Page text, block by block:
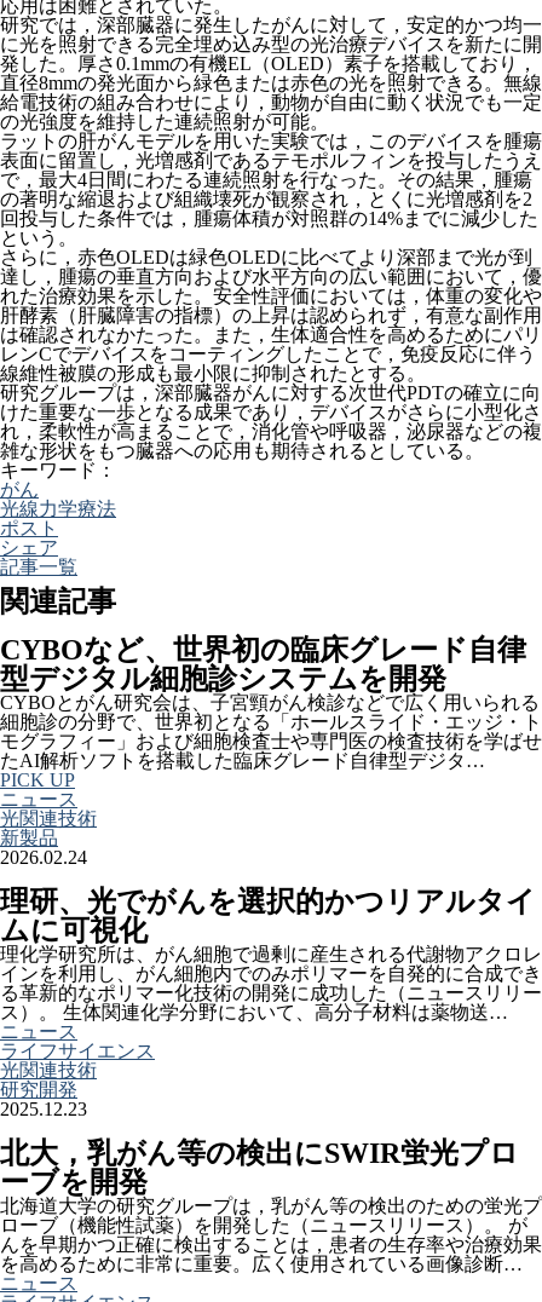
応用は困難とされていた。
研究では，深部臓器に発生したがんに対して，安定的かつ均一
に光を照射できる完全埋め込み型の光治療デバイスを新たに開
発した。厚さ0.1mmの有機EL（OLED）素子を搭載しており，
直径8mmの発光面から緑色または赤色の光を照射できる。無線
給電技術の組み合わせにより，動物が自由に動く状況でも一定
の光強度を維持した連続照射が可能。
ラットの肝がんモデルを用いた実験では，このデバイスを腫瘍
表面に留置し，光増感剤であるテモポルフィンを投与したうえ
で，最大4日間にわたる連続照射を行なった。その結果，腫瘍
の著明な縮退および組織壊死が観察され，とくに光増感剤を2
回投与した条件では，腫瘍体積が対照群の14%までに減少した
という。
さらに，赤色OLEDは緑色OLEDに比べてより深部まで光が到
達し，腫瘍の垂直方向および水平方向の広い範囲において，優
れた治療効果を示した。安全性評価においては，体重の変化や
肝酵素（肝臓障害の指標）の上昇は認められず，有意な副作用
は確認されなかたった。また，生体適合性を高めるためにパリ
レンCでデバイスをコーティングしたことで，免疫反応に伴う
線維性被膜の形成も最小限に抑制されたとする。
研究グループは，深部臓器がんに対する次世代PDTの確立に向
けた重要な一歩となる成果であり，デバイスがさらに小型化さ
れ，柔軟性が高まることで，消化管や呼吸器，泌尿器などの複
雑な形状をもつ臓器への応用も期待されるとしている。
キーワード：
がん
光線力学療法
ポスト
シェア
記事一覧
関連記事
CYBOなど、世界初の臨床グレード自律
型デジタル細胞診システムを開発
CYBOとがん研究会は、子宮頸がん検診などで広く用いられる
細胞診の分野で、世界初となる「ホールスライド・エッジ・ト
モグラフィー」および細胞検査士や専門医の検査技術を学ばせ
たAI解析ソフトを搭載した臨床グレード自律型デジタ…
PICK UP
ニュース
光関連技術
新製品
2026.02.24
理研、光でがんを選択的かつリアルタイ
ムに可視化
理化学研究所は、がん細胞で過剰に産生される代謝物アクロレ
インを利用し、がん細胞内でのみポリマーを自発的に合成でき
る革新的なポリマー化技術の開発に成功した（ニュースリリー
ス）。 生体関連化学分野において、高分子材料は薬物送…
ニュース
ライフサイエンス
光関連技術
研究開発
2025.12.23
北大，乳がん等の検出にSWIR蛍光プロ
ーブを開発
北海道大学の研究グループは，乳がん等の検出のための蛍光プ
ローブ（機能性試薬）を開発した（ニュースリリース）。 が
んを早期かつ正確に検出することは，患者の生存率や治療効果
を高めるために非常に重要。広く使用されている画像診断…
ニュース